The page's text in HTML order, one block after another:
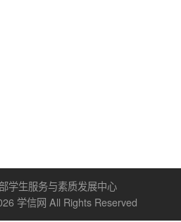
学生服务与素质发展中心
学信网 All Rights Reserved